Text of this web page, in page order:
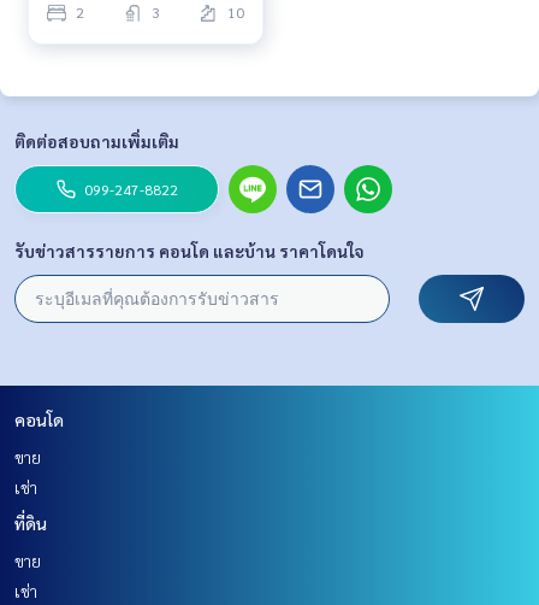
2 3 10
ติดต่อสอบถามเพิ่มเติม
099-247-8822
รับข่าวสารรายการ คอนโด และบ้าน ราคาโดนใจ
คอนโด
ขาย
เช่า
ที่ดิน
ขาย
เช่า